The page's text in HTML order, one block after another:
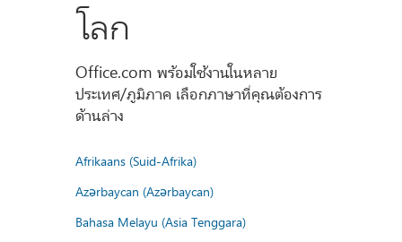
โลก
Office.com พร้อมใช้งานในหลาย
ประเทศ/ภูมิภาค เลือกภาษาที่คุณต้องการ
ด้านล่าง
Afrikaans (Suid-Afrika)
Azərbaycan (Azərbaycan)
Bahasa Melayu (Asia Tenggara)